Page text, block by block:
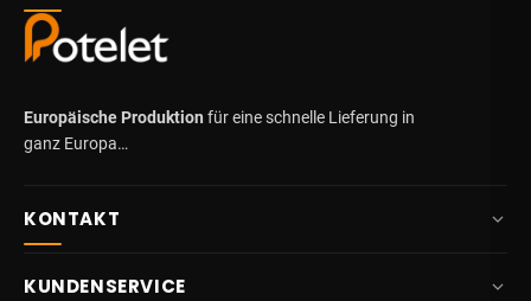
Europäische Produktion für eine schnelle Lieferung in
ganz Europa…
KONTAKT
KUNDENSERVICE